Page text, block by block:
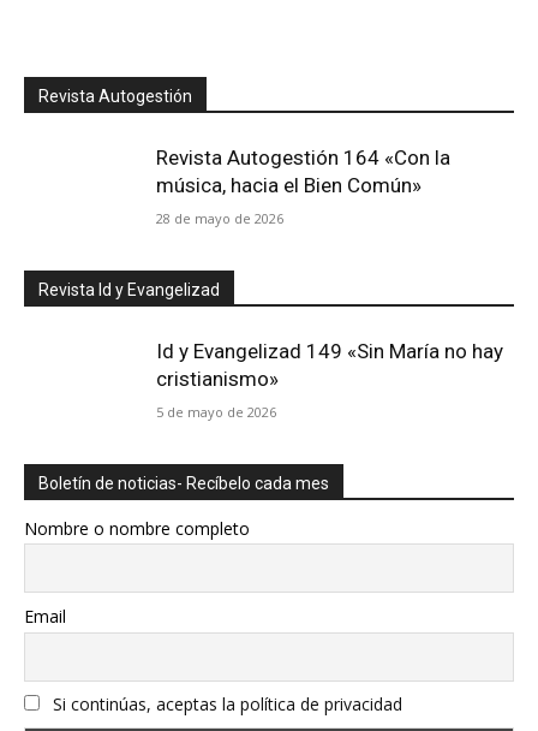
Revista Autogestión
Revista Autogestión 164 «Con la
música, hacia el Bien Común»
28 de mayo de 2026
Revista Id y Evangelizad
Id y Evangelizad 149 «Sin María no hay
cristianismo»
5 de mayo de 2026
Boletín de noticias- Recíbelo cada mes
Nombre o nombre completo
Email
Si continúas, aceptas la política de privacidad